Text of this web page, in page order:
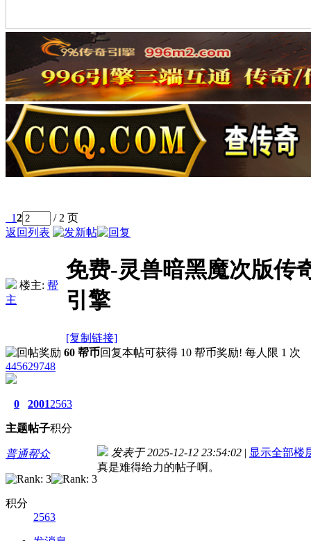
12
/ 2 页
返回列表
楼主: 帮
主
免费-灵兽暗黑魔次版传
引擎
[复制链接]
60 帮币回复本帖可获得 10 帮币奖励! 每人限 1 次
445629748
0
主题
2001
帖子
2563
积分
普通帮众
积分
2563
发表于 2025-12-12 23:54:02 | 显示全部楼
真是难得给力的帖子啊。